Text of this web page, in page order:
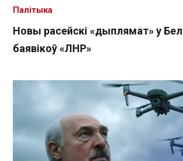
Новы расейскі «дыплямат» у
баявікоў «ЛНР»
Палітыка